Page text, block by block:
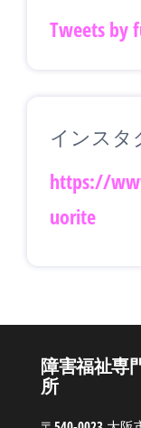
Tweets by
インスタ
https://
uorite
障害福祉専
所